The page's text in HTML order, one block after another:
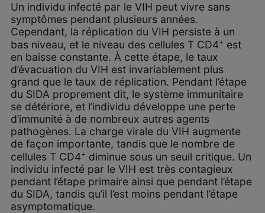
Un individu infecté par le VIH peut vivre sans
symptômes pendant plusieurs années.
Cependant, la réplication du VIH persiste à un
bas niveau, et le niveau des cellules T CD4+ est
en baisse constante. À cette étape, le taux
d’évacuation du VIH est invariablement plus
grand que le taux de réplication. Pendant l’étape
du SIDA proprement dit, le système immunitaire
se détériore, et l’individu développe une perte
d’immunité à de nombreux autres agents
pathogènes. La charge virale du VIH augmente
de façon importante, tandis que le nombre de
cellules T CD4+ diminue sous un seuil critique. Un
individu infecté par le VIH est très contagieux
pendant l’étape primaire ainsi que pendant l’étape
du SIDA, tandis qu’il l’est moins pendant l’étape
asymptomatique.